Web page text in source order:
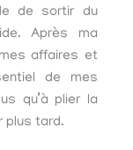
de sortir du
Après ma
affaires et
de mes
qu’à plier la
plus tard.